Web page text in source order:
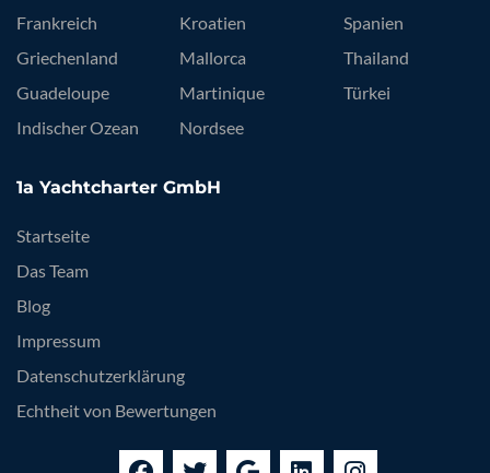
Frankreich
Griechenland
Guadeloupe
Indischer Ozean
Kroatien
Mallorca
Martinique
Nordsee
Spanien
Thailand
Türkei
1a Yachtcharter GmbH
Startseite
Das Team
Blog
Impressum
Datenschutzerklärung
Echtheit von Bewertungen